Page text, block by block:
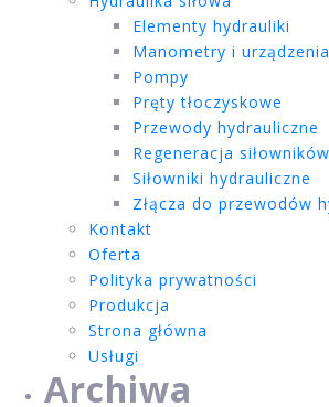
Elementy hydrauliki
Manometry i
Pompy
Pręty tłoczyskowe
Przewody hydrauliczne
Regeneracja
Siłowniki hydrauliczne
Złącza do przewodów
Kontakt
Oferta
Polityka prywatności
Produkcja
Strona główna
Usługi
Archiwa